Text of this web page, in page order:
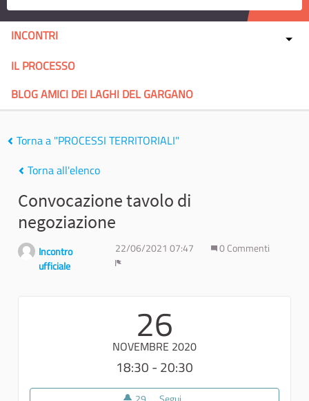
INCONTRI
IL PROCESSO
BLOG AMICI DEI LAGHI DEL GARGANO
Torna a "PROCESSI TERRITORIALI"
Torna all'elenco
Convocazione tavolo di
negoziazione
Incontro
ufficiale
22/06/2021 07:47
0 Commenti
26
NOVEMBRE 2020
18:30 - 20:30